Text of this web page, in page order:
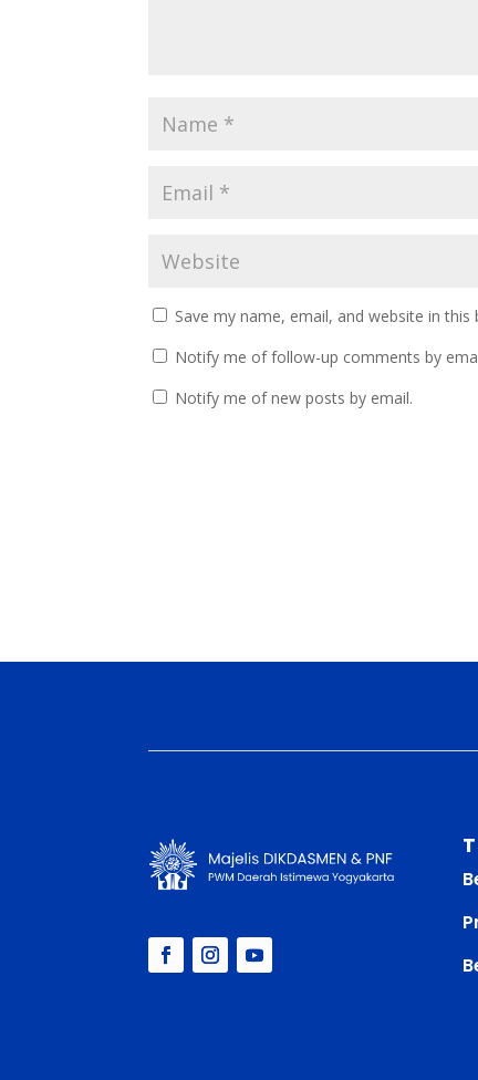
Save my name, email, and website in
Notify me of follow-up comments by
Notify me of new posts by email.